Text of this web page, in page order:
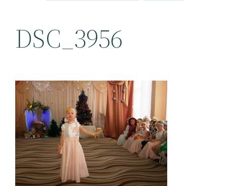
DSC_3956